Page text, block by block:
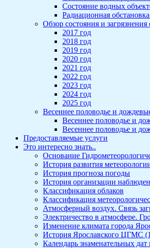
Состояние водных
Радиационная
Обзор состояния и
2017 год
2018 год
2019 год
2020 год
2021 год
2022 год
2023 год
2024 год
2025 год
Весеннее половодье и
Весеннее половодье и
Весеннее половодье и
Предоставляемые услуги
Это интересно знать..
Основание
История развития
История прогноза погоды
История организации
Классификация облаков
Классификация
Атмосферный воздух. Связь
Электричество в атмосфере.
Изменение климата города
История Ярославского ЦГМС
Календарь знаменательных